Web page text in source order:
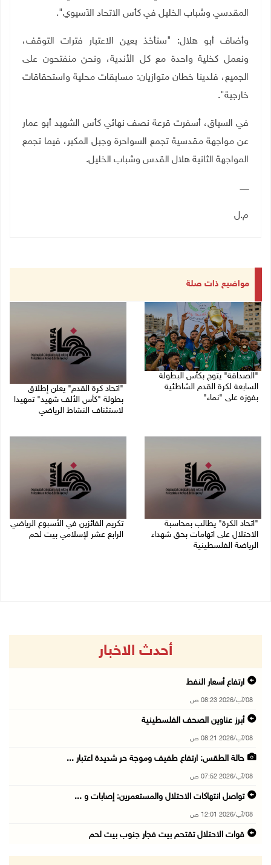
المقدسي وشباب الخليل في كأس الاتحاد الآسيوي".
وأضاف أبو هلال: "سنأخذ بعين الاعتبار فترات التوقف،
ونعمل كخلية واحدة مع كل الأندية، ونحن منفتحون على
الجميع، فلدينا خطان متوازيان: مسابقات محلية واستحقاقات
خارجية".
في السياق، أسفرت قرعة نصف نهائي كأس الشهيد أبو عمار
عن مواجهة مقدسية تجمع السواحرة وجبل المكبر، فيما تجمع
المواجهة الثانية هلال القدس وشباب الخليل.
ـــــــ
م.ل
مواضيع ذات صلة
"الصداقة" يتوج بكأس البطولة
السابعة لكرة القدم الشاطئية
بفوزه على "نماء"
"اتحاد كرة القدم" يعلن إطلاق
بطولة "كأس الألف شهيد" تمهيدا
لاستئناف النشاط الرياضي
"اتحاد الكرة" يطالب بمحاسبة
الاحتلال على اتهامات بحق شهداء
الرياضة الفلسطينية
تكريم الفائزين في الأسبوع الرياضي
الرابع عشر لإسلامي بيت لحم
أحدث الاخبار
ارتفاع أسعار النفط
08/آب/2026 08:23 ص
أبرز عناوين الصحف الفلسطينية
08/آب/2026 08:21 ص
حالة الطقس: ارتفاع طفيف وموجة حر شديدة اعتبار ...
08/آب/2026 07:52 ص
تواصل انتهاكات الاحتلال والمستعمرين: إصابات و ...
08/آب/2026 12:01 ص
قوات الاحتلال تقتحم بيت فجار جنوب بيت لحم